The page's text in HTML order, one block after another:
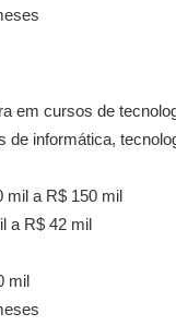
em cursos de
de informática,
mil a R$ 150 mil
a R$ 42 mil
mil